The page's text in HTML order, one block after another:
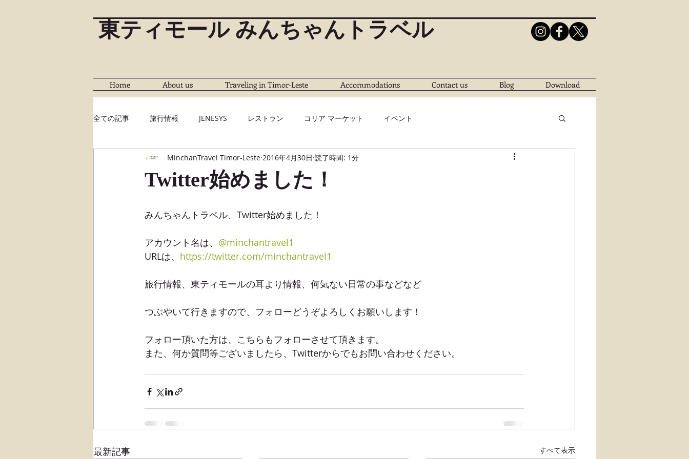
東ティモール みんちゃんトラベル
Home About us Traveling in Timor-Leste Accommodations Contact us Blog Download
全ての記事 旅行情報 JENESYS レストラン コリア マーケット イベント
Twitter始めました！
MinchanTravel Timor-Leste 2016年4月30日 読了時間: 1分
みんちゃんトラベル、Twitter始めました！
アカウント名は、 @minchantravel1
URLは、 https://twitter.com/minchantravel1
旅行情報、東ティモールの耳より情報、何気ない日常の事などなど
つぶやいて行きますので、フォローどうぞよろしくお願いします！
フォロー頂いた方は、こちらもフォローさせて頂きます。
また、何か質問等ございましたら、Twitterからでもお問い合わせください。
最新記事 すべて表示